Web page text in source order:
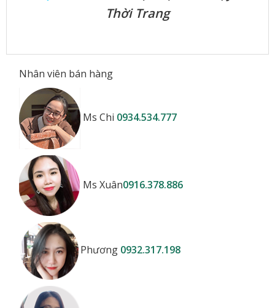
Thời Trang
Nhân viên bán hàng
Ms Chi 0934.534.777
Ms Xuân0916.378.886
Phương 0932.317.198